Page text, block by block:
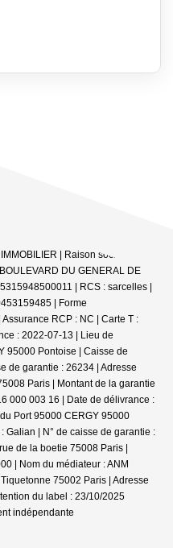
| Raison sociale : DS
DU GENERAL DE
| RCS : sarcelles |
| Forme
RCP : NC | Carte T :
: 2022-07-13 | Lieu de
95000 Pontoise | Caisse de
de garantie : 26234 | Adresse
Paris | Montant de la garantie
000 003 16 | Date de délivrance :
Port 95000 CERGY 95000
Galian | N° de caisse de garantie :
de la boetie 75008 Paris |
| Nom du médiateur : ANM
75002 Paris | Adresse
du label : 23/10/2025
indépendante